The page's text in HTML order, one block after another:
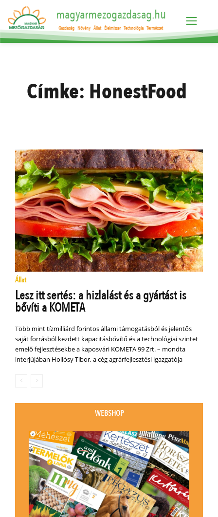
magyarmezogazdasag.hu
Gazdaság Növény Állat Élelmiszer Technológia Természet
Címke: HonestFood
Állat
Lesz itt sertés: a hizlalást és a gyártást is
bővíti a KOMETA
Több mint tízmilliárd forintos állami támogatásból és jelentős
saját forrásból kezdett kapacitásbővítő és a technológiai szintet
emelő fejlesztésekbe a kaposvári KOMETA 99 Zrt. – mondta
interjújában Hollósy Tibor, a cég agrárfejlesztési igazgatója
WEBSHOP